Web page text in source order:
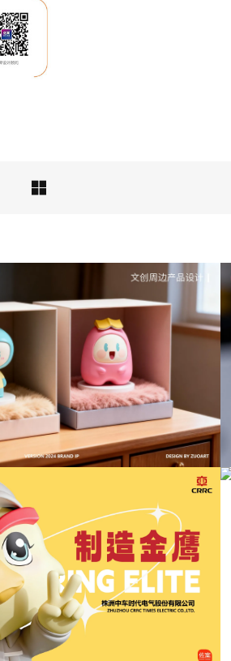

的视觉体系 | IP设计公司-佐
案设计
文旅ip设计，我们发现这……